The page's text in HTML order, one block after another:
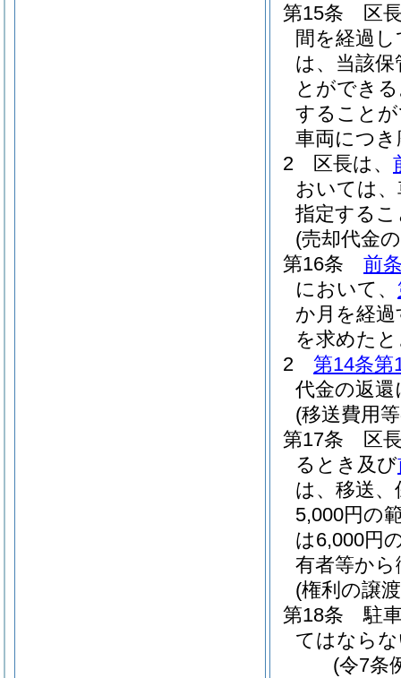
第15条
区
間を経過
は、当該
とができ
すること
車両につ
2
区長は、
おいては
指定する
(売却代金
第16条
前
において、
か月を経
を求めた
2
第14条第
代金の返
(移送費用
第17条
区
るとき及び
は、移送
5,000円の
は6,000円
有者等か
(権利の譲
第18条
駐
てはなら
(令7条